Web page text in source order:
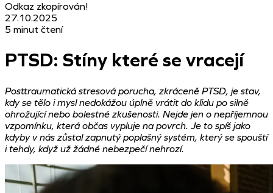
Odkaz zkopírován!
27.10.2025
5 minut čtení
PTSD: Stíny které se vracejí
Posttraumatická stresová porucha, zkráceně PTSD, je stav,
kdy se tělo i mysl nedokážou úplně vrátit do klidu po silně
ohrožující nebo bolestné zkušenosti. Nejde jen o nepříjemnou
vzpomínku, která občas vypluje na povrch. Je to spíš jako
kdyby v nás zůstal zapnutý poplašný systém, který se spouští
i tehdy, když už žádné nebezpečí nehrozí.